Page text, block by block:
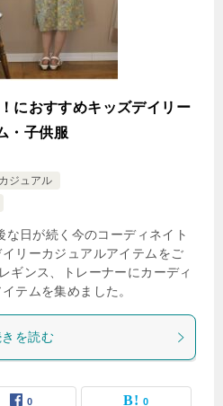
におすすめキッズデイリー
・子供服
ジュアル
日が続く今のコーディネイト
リーカジュアルアイテムをご
ンス、トレーナーにカーディ
テムを集めました。
を読む
0 0